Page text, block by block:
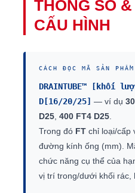
THÔNG SỐ
CẤU HÌNH
CÁCH ĐỌC MÃ SẢN PHẨM
DRAINTUBE™ [khối
D[16/20/25] — ví dụ
D25 400 FT4 D25
Trong đó FT chỉ loại/cấp
đường kính ống (mm).
chức năng cụ thể của
vị trí trong/dưới khối rác,